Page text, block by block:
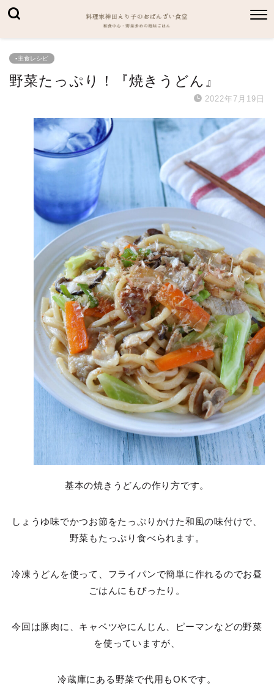
▪主食レシピ
野菜たっぷり！『焼きうどん』
2022年7月19日
基本の焼きうどんの作り方です。
しょうゆ味でかつお節をたっぷりかけた和風の味付けで、
野菜もたっぷり食べられます。
冷凍うどんを使って、フライパンで簡単に作れるのでお昼
ごはんにもぴったり。
今回は豚肉に、キャベツやにんじん、ピーマンなどの野菜
を使っていますが、
冷蔵庫にある野菜で代用もOKです。